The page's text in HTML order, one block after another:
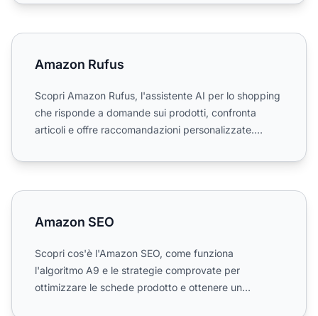
Amazon Rufus
Amazon Rufus
Scopri Amazon Rufus, l'assistente AI per lo shopping
che risponde a domande sui prodotti, confronta
articoli e offre raccomandazioni personalizzate.
Amazon SEO
Amazon SEO
Scopri cos'è l'Amazon SEO, come funziona
l'algoritmo A9 e le strategie comprovate per
ottimizzare le schede prodotto e ottenere un